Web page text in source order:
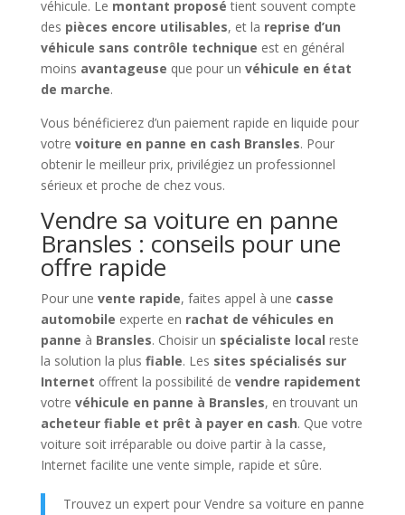
véhicule. Le montant proposé tient souvent compte
des pièces encore utilisables, et la reprise d’un
véhicule sans contrôle technique est en général
moins avantageuse que pour un véhicule en état
de marche.
Vous bénéficierez d’un paiement rapide en liquide pour
votre voiture en panne en cash Bransles. Pour
obtenir le meilleur prix, privilégiez un professionnel
sérieux et proche de chez vous.
Vendre sa voiture en panne
Bransles : conseils pour une
offre rapide
Pour une vente rapide, faites appel à une casse
automobile experte en rachat de véhicules en
panne à Bransles. Choisir un spécialiste local reste
la solution la plus fiable. Les sites spécialisés sur
Internet offrent la possibilité de vendre rapidement
votre véhicule en panne à Bransles, en trouvant un
acheteur fiable et prêt à payer en cash. Que votre
voiture soit irréparable ou doive partir à la casse,
Internet facilite une vente simple, rapide et sûre.
Trouvez un expert pour Vendre sa voiture en panne